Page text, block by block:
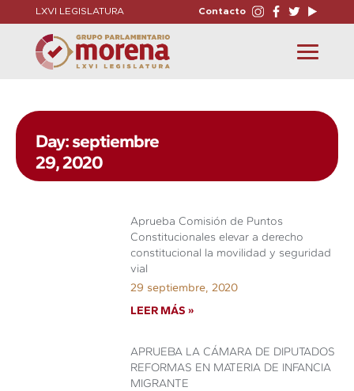
LXVI LEGISLATURA Contacto
Toggle
navigation
Day: septiembre
29, 2020
Aprueba Comisión de Puntos
Constitucionales elevar a derecho
constitucional la movilidad y seguridad
vial
29 septiembre, 2020
LEER MÁS »
APRUEBA LA CÁMARA DE DIPUTADOS
REFORMAS EN MATERIA DE INFANCIA
MIGRANTE